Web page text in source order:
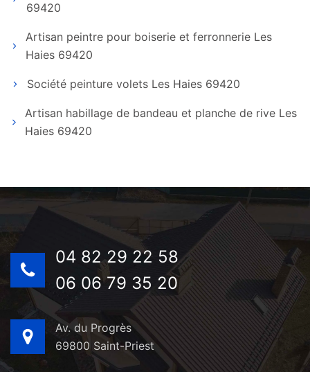
69420
Artisan peintre pour boiserie et ferronnerie Les
Haies 69420
Société peinture volets Les Haies 69420
Artisan habillage de bandeau et planche de rive Les
Haies 69420
04 82 29 22 58
06 06 79 35 20
Av. du Progrès
69800 Saint-Priest